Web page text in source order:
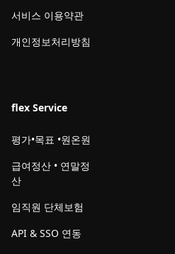
서비스 이용약관
개인정보처리방침
flex Service
평가•목표 •원온원
급여정산 • 연말정
산
임직원 단체보험
API & SSO 연동